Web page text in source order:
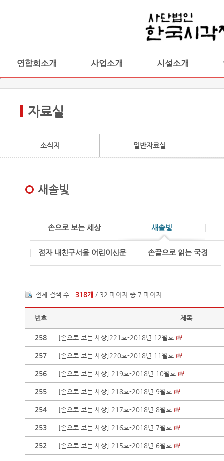
연합회소개 사업소개 시설소개
자료실
소식지 일반자료실
새솔빛
손으로 보는 세상 새솔빛
점자 내친구서울 어린이신문 손끝으로 읽는 국정
전체 검색 수 : 318개 / 32 페이지 중 7 페이지
번호 제목
258 [손으로 보는 세상]221호-2018년 12월호
257 [손으로 보는 세상]220호-2018년 11월호
256 [손으로 보는 세상] 219호-2018년 10월호
255 [손으로 보는 세상] 218호-2018년 9월호
254 [손으로 보는 세상] 217호-2018년 8월호
253 [손으로 보는 세상] 216호-2018년 7월호
252 [손으로 보는 세상] 215호-2018년 6월호